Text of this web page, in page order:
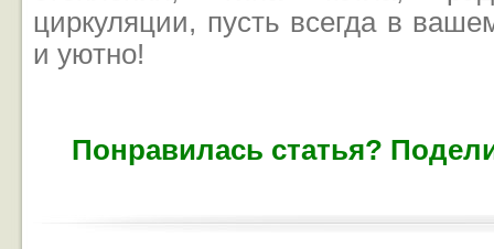
циркуляции, пусть всегда в
и уютно!
Понравилась статья?